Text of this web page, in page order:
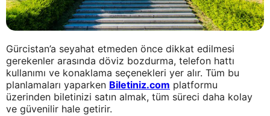
Gürcistan’a seyahat etmeden önce dikkat edilmesi
gerekenler arasında döviz bozdurma, telefon hattı
kullanımı ve konaklama seçenekleri yer alır. Tüm bu
planlamaları yaparken Biletiniz.com platformu
üzerinden biletinizi satın almak, tüm süreci daha kolay
ve güvenilir hale getirir.